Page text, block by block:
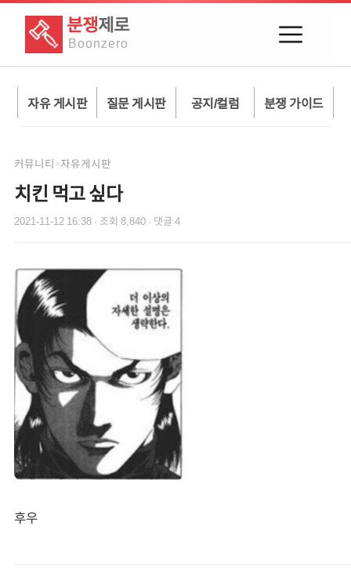
분쟁제로
Boonzero
자유 게시판 질문 게시판 공지/컬럼 분쟁 가이드
커뮤니티>자유게시판
치킨 먹고 싶다
2021-11-12 16:38 · 조회 8,840 · 댓글 4
후우